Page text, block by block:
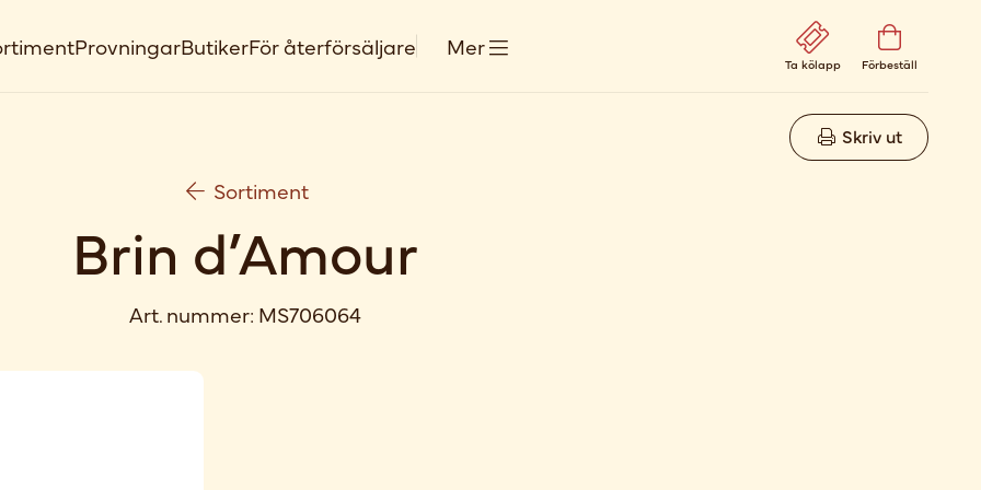
ProvningarButikerFör återförsäljare Mer
Ta kölapp Förbeställ
Skriv ut
Sortiment
Brin d’Amour
Art. nummer: MS706064